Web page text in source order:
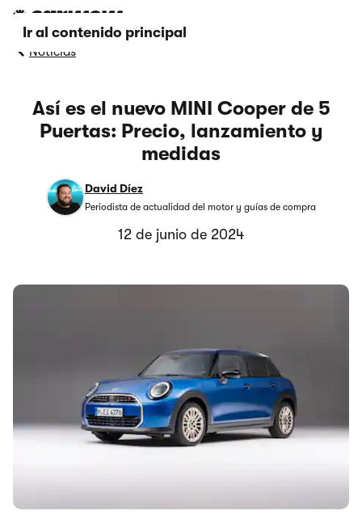
Ir al contenido principal
Noticias
Así es el nuevo MINI Cooper de 5
Puertas: Precio, lanzamiento y
medidas
David Díez
Periodista de actualidad del motor y guías de compra
12 de junio de 2024